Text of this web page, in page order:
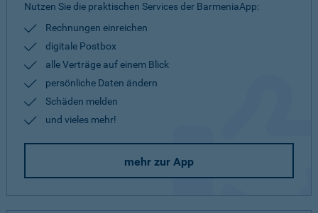
Nutzen Sie die praktischen Services der BarmeniaApp:
Rechnungen einreichen
digitale Postbox
alle Verträge auf einem Blick
persönliche Daten ändern
Schäden melden
und vieles mehr!
mehr zur App